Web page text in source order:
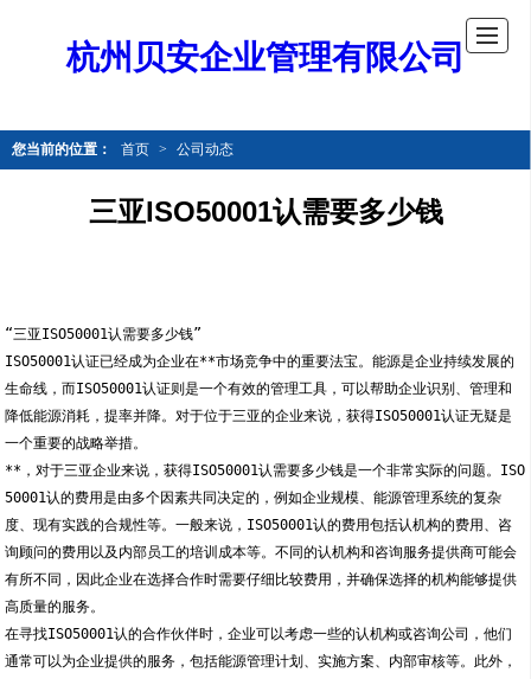
杭州贝安企业管理有限公司
您当前的位置： 首页 > 公司动态
三亚ISO50001认需要多少钱
“三亚ISO50001认需要多少钱”
ISO50001认证已经成为企业在**市场竞争中的重要法宝。能源是企业持续发展的
生命线，而ISO50001认证则是一个有效的管理工具，可以帮助企业识别、管理和
降低能源消耗，提率并降。对于位于三亚的企业来说，获得ISO50001认证无疑是
一个重要的战略举措。
**，对于三亚企业来说，获得ISO50001认需要多少钱是一个非常实际的问题。ISO
50001认的费用是由多个因素共同决定的，例如企业规模、能源管理系统的复杂
度、现有实践的合规性等。一般来说，ISO50001认的费用包括认机构的费用、咨
询顾问的费用以及内部员工的培训成本等。不同的认机构和咨询服务提供商可能会
有所不同，因此企业在选择合作时需要仔细比较费用，并确保选择的机构能够提供
高质量的服务。
在寻找ISO50001认的合作伙伴时，企业可以考虑一些的认机构或咨询公司，他们
通常可以为企业提供的服务，包括能源管理计划、实施方案、内部审核等。此外，